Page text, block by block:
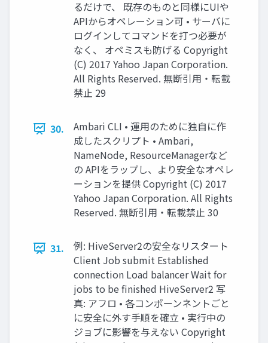
るだけで、 既存のものと同様にUIや
APIからオペレーション可 • サーバに
ログインしてコマンドを打つ必要が
なく、 オペミスも防げる Copyright
(C) 2017 Yahoo Japan Corporation.
All Rights Reserved. 無断引用・転載
禁止 29
30.
Ambari CLI • 運用のために独自に作
成したスクリプト • Ambari,
NameNode, ResourceManagerなど
の APIをラップし、より安全なオペレ
ーションを提供 Copyright (C) 2017
Yahoo Japan Corporation. All Rights
Reserved. 無断引用・転載禁止 30
31.
例: HiveServer2の安全なリスタート
Client Job submit Established
connection Load balancer Wait for
jobs to be finished HiveServer2 写
真: アフロ • 各コンポーンネントごと
に安全に外す手順を確立 • 実行中の
ジョブに影響を与えない Copyright